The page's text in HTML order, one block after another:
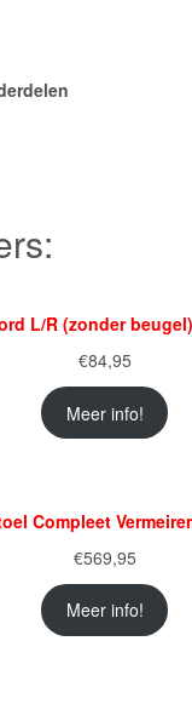
L/R (zonder
€84,95
Meer info!
Compleet
€569,95
Meer info!